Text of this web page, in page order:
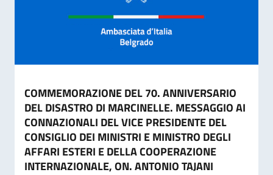
COMMEMORAZIONE DEL 70. ANNIVERSARIO
DEL DISASTRO DI MARCINELLE. MESSAGGIO AI
CONNAZIONALI DEL VICE PRESIDENTE DEL
CONSIGLIO DEI MINISTRI E MINISTRO DEGLI
AFFARI ESTERI E DELLA COOPERAZIONE
INTERNAZIONALE, ON. ANTONIO TAJANI